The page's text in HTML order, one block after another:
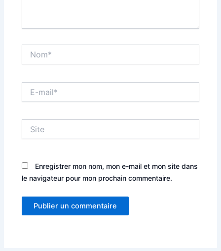
mail*
Enregistrer mon nom, mon e-mail et mon site dans
le navigateur pour mon prochain commentaire.